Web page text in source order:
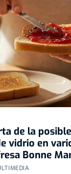
de la
vidrio en
Bonne